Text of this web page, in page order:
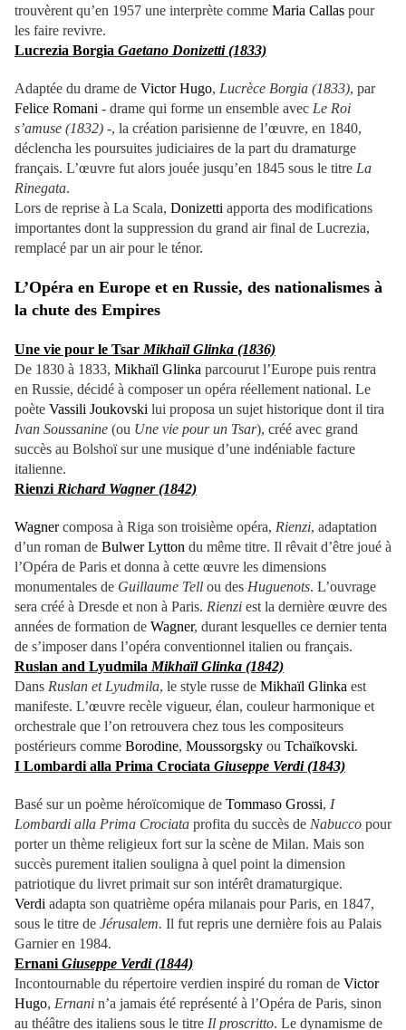
trouvèrent qu’en 1957 une interprète comme Maria Callas pour
les faire revivre.
Lucrezia Borgia Gaetano Donizetti (1833)
Adaptée du drame de Victor Hugo, Lucrèce Borgia (1833), par
Felice Romani - drame qui forme un ensemble avec Le Roi
s’amuse (1832) -, la création parisienne de l’œuvre, en 1840,
déclencha les poursuites judiciaires de la part du dramaturge
français. L’œuvre fut alors jouée jusqu’en 1845 sous le titre La
Rinegata.
Lors de reprise à La Scala, Donizetti apporta des modifications
importantes dont la suppression du grand air final de Lucrezia,
remplacé par un air pour le ténor.
L’Opéra en Europe et en Russie, des nationalismes à
la chute des Empires
Une vie pour le Tsar Mikhaïl Glinka (1836)
De 1830 à 1833, Mikhaïl Glinka parcourut l’Europe puis rentra
en Russie, décidé à composer un opéra réellement national. Le
poète Vassili Joukovski lui proposa un sujet historique dont il tira
Ivan Soussanine (ou Une vie pour un Tsar), créé avec grand
succès au Bolshoï sur une musique d’une indéniable facture
italienne.
Rienzi Richard Wagner (1842)
Wagnercomposa à Riga son troisième opéra, Rienzi, adaptation
d’un roman de Bulwer Lytton du même titre. Il rêvait d’être joué à
l’Opéra de Paris et donna à cette œuvre les dimensions
monumentales de Guillaume Tell ou des Huguenots. L’ouvrage
sera créé à Dresde et non à Paris. Rienzi est la dernière œuvre des
années de formation de Wagner, durant lesquelles ce dernier tenta
de s’imposer dans l’opéra conventionnel italien ou français.
Ruslan and Lyudmila Mikhaïl Glinka (1842)
Dans Ruslan et Lyudmila, le style russe de Mikhaïl Glinka est
manifeste. L’œuvre recèle vigueur, élan, couleur harmonique et
orchestrale que l’on retrouvera chez tous les compositeurs
postérieurs comme Borodine, Moussorgsky ou Tchaïkovski.
I Lombardi alla Prima Crociata Giuseppe Verdi (1843)
Basé sur un poème héroïcomique de Tommaso Grossi, I
Lombardi alla Prima Crociata profita du succès de Nabucco pour
porter un thème religieux fort sur la scène de Milan. Mais son
succès purement italien souligna à quel point la dimension
patriotique du livret primait sur son intérêt dramaturgique.
Verdi adapta son quatrième opéra milanais pour Paris, en 1847,
sous le titre de Jérusalem. Il fut repris une dernière fois au Palais
Garnier en 1984.
Ernani Giuseppe Verdi (1844)
Incontournable du répertoire verdien inspiré du roman de Victor
Hugo, Ernani n’a jamais été représenté à l’Opéra de Paris, sinon
au théâtre des italiens sous le titre Il proscritto. Le dynamisme de